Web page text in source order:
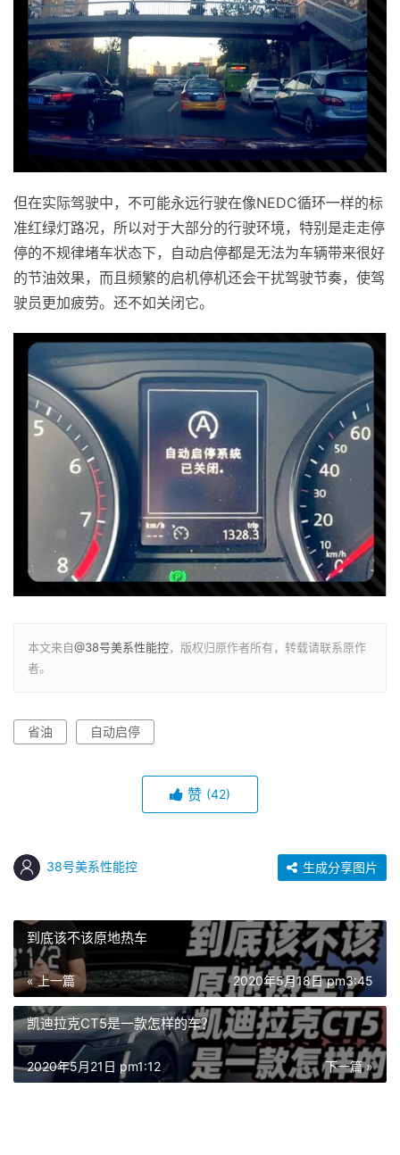
但在实际驾驶中，不可能永远行驶在像NEDC循环一样的标
准红绿灯路况，所以对于大部分的行驶环境，特别是走走停
停的不规律堵车状态下，自动启停都是无法为车辆带来很好
的节油效果，而且频繁的启机停机还会干扰驾驶节奏，使驾
驶员更加疲劳。还不如关闭它。
本文来自@38号美系性能控，版权归原作者所有，转载请联系原作
者。
省油 自动启停
赞 (42)
38号美系性能控 生成分享图片
到底该不该原地热车
« 上一篇 2020年5月18日 pm3:45
凯迪拉克CT5是一款怎样的车？
下一篇 »
2020年5月21日 pm1:12